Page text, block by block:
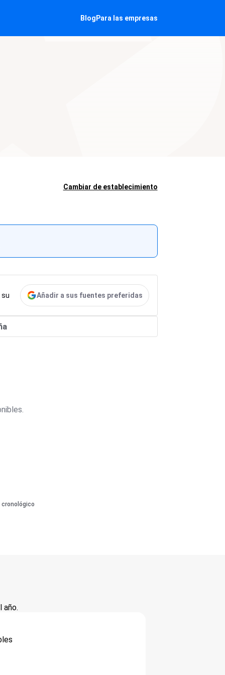
Blog Para las empresas
Cambiar de establecimiento
su
Añadir a sus fuentes preferidas
cronológico
año.